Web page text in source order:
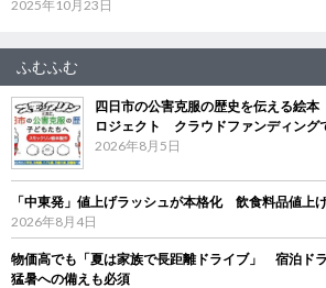
2025年10月23日
ふむふむ
四日市の公害克服の歴史を伝える絵本
ロジェクト クラウドファンディング
2026年8月5日
「中東発」値上げラッシュが本格化 飲食料品値上
2026年8月4日
物価高でも「夏は家族で長距離ドライブ」 宿泊ド
猛暑への備えも必須